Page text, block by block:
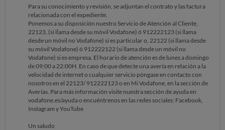
Para su conocimiento y revisión, se adjuntan el contrato y las factura
relacionada con el expediente.
Ponemos a su disposición nuestro Servicio de Atención al Cliente,
22123, (si llama desde su móvil Vodafone) ó 912222123 (si llama
desde un móvil no Vodafone) si es particular o, 22122 (si llama desde
su móvil Vodafone) ó 912222122 (si llama desde un móvil no
Vodafone) si es empresa. El horario de atención es de lunes a domingo
de 09:00 a 22:00H. En caso de que detecte una avería en relación a la
velocidad de internet o cualquier servicio póngase en contacto con
nosotros en el 22123/ 912222123 o en Mi Vodafone, en la sección de
Averías. Para más información visite nuestra sección de ayuda en
vodafone.es/ayuda o encuéntrenos en las redes sociales: Facebook,
Instagram y YouTube
Un saludo